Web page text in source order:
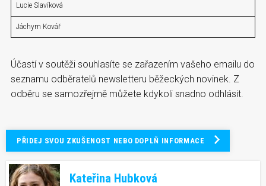
Lucie Slavíková
Jáchym Kovář
Účastí v soutěži souhlasíte se zařazením vašeho emailu do
seznamu odběratelů newsletteru běžeckých novinek. Z
odběru se samozřejmě můžete kdykoli snadno odhlásit.
PŘIDEJ SVOU ZKUŠENOST NEBO DOPLŇ INFORMACE
Kateřina Hubková